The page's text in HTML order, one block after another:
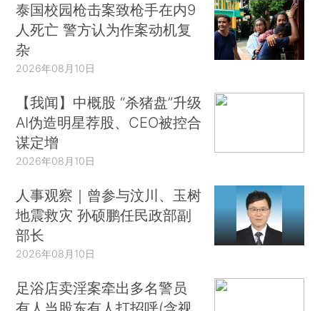
泰国校园枪击案致枪手在内9
人死亡 警方认为作案动机复
杂
2026年08月10日
【我闻】中概股 “杀猪盘”升级
AI伪造明星荐股、CEO被控合
谋定增
2026年08月10日
人事观察｜曾参与汶川、玉树
地震救灾 孙硕鹏任民政部副
部长
2026年08月10日
足浴店卖淫案牵出多名警员